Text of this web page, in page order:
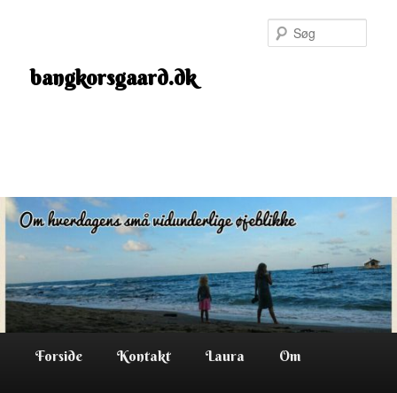
indholdbangkorsgaard.dk
Forside Kontakt Laura Om